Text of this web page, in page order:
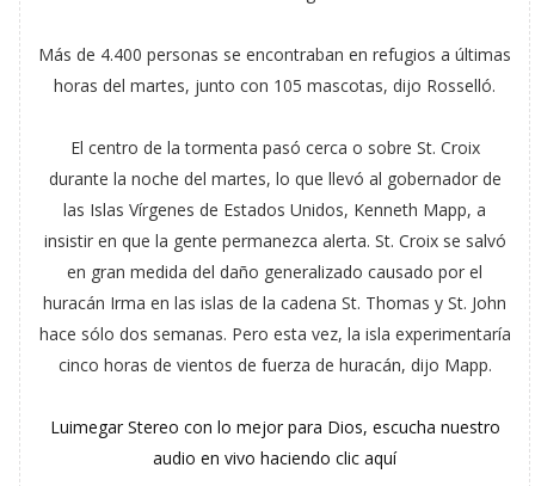
Más de 4.400 personas se encontraban en refugios a últimas
horas del martes, junto con 105 mascotas, dijo Rosselló.
El centro de la tormenta pasó cerca o sobre St. Croix
durante la noche del martes, lo que llevó al gobernador de
las Islas Vírgenes de Estados Unidos, Kenneth Mapp, a
insistir en que la gente permanezca alerta. St. Croix se salvó
en gran medida del daño generalizado causado por el
huracán Irma en las islas de la cadena St. Thomas y St. John
hace sólo dos semanas. Pero esta vez, la isla experimentaría
cinco horas de vientos de fuerza de huracán, dijo Mapp.
Luimegar Stereo con lo mejor para Dios, escucha nuestro
audio en vivo haciendo clic aquí